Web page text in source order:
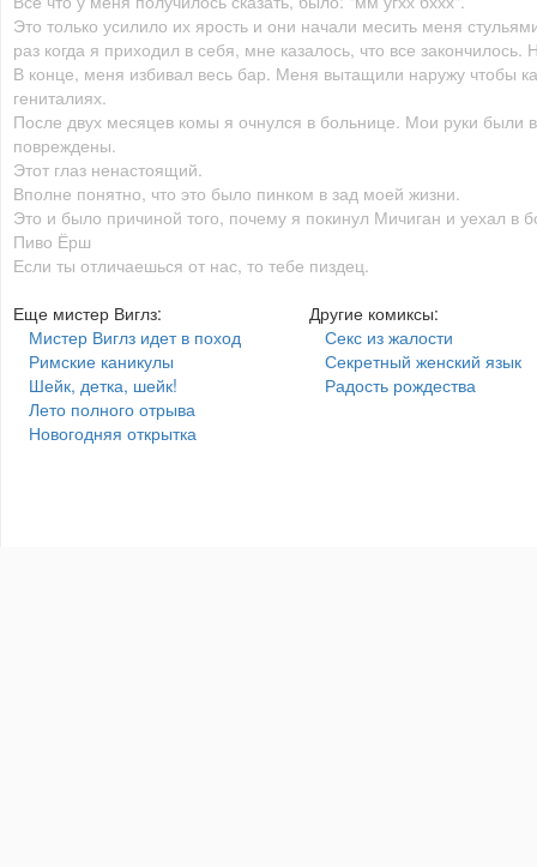
Это только усилило их ярость и они начали месить меня
раз когда я приходил в себя, мне казалось, что все
В конце, меня избивал весь бар. Меня вытащили наружу чтобы
гениталиях.
После двух месяцев комы я очнулся в больнице. Мои руки
повреждены.
Этот глаз ненастоящий.
Вполне понятно, что это было пинком в зад моей жизни.
Это и было причиной того, почему я покинул Мичиган и уехал в
Пиво Ёрш
Если ты отличаешься от нас, то тебе пиздец.
Еще мистер Виглз:
Мистер Виглз идет в поход
Римские каникулы
Шейк, детка, шейк!
Лето полного отрыва
Новогодняя открытка
Другие комиксы:
Секс из жалости
Секретный женский язык
Радость рождества